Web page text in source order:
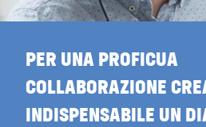
PER UNA PROFICUA
COLLABORAZIONE
INDISPENSABILE UN